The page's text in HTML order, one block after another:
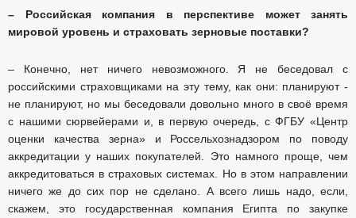
– Российская компания в перспективе может занять
мировой уровень и страховать зерновые поставки?
– Конечно, нет ничего невозможного. Я не беседовал с
российскими страховщиками на эту тему, как они: планируют -
не планируют, но мы беседовали довольно много в своё время
с нашими сюрвейерами и, в первую очередь, с ФГБУ «Центр
оценки качества зерна» и Россельхознадзором по поводу
аккредитации у наших покупателей. Это намного проще, чем
аккредитоваться в страховых системах. Но в этом направлении
ничего же до сих пор не сделано. А всего лишь надо, если,
скажем, это государственная компания Египта по закупке